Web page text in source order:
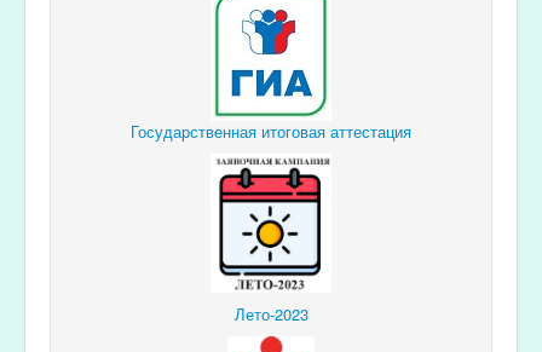
Государственная итоговая аттестация
Лето-2023